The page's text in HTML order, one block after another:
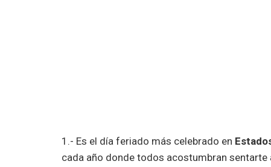
1.- Es el día feriado más celebrado en
cada año donde todos acostumbran sentarte